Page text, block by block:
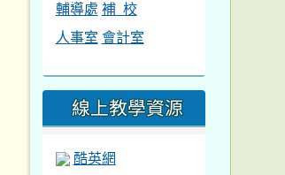
輔導處 補 校
人事室 會計室
線上教學資源
酷英網